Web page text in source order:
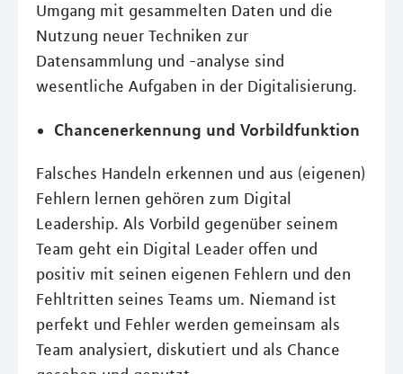
Umgang mit gesammelten Daten und die
Nutzung neuer Techniken zur
Datensammlung und -analyse sind
wesentliche Aufgaben in der Digitalisierung.
Chancenerkennung und Vorbildfunktion
Falsches Handeln erkennen und aus (eigenen)
Fehlern lernen gehören zum Digital
Leadership. Als Vorbild gegenüber seinem
Team geht ein Digital Leader offen und
positiv mit seinen eigenen Fehlern und den
Fehltritten seines Teams um. Niemand ist
perfekt und Fehler werden gemeinsam als
Team analysiert, diskutiert und als Chance